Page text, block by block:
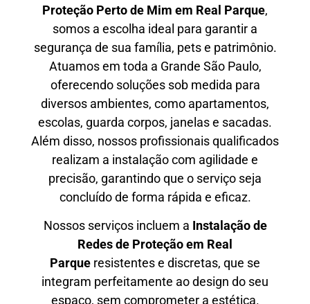
Proteção Perto de Mim em Real Parque,
somos a escolha ideal para garantir a
segurança de sua família, pets e patrimônio.
Atuamos em toda a Grande São Paulo,
oferecendo soluções sob medida para
diversos ambientes, como apartamentos,
escolas, guarda corpos, janelas e sacadas.
Além disso, nossos profissionais qualificados
realizam a instalação com agilidade e
precisão, garantindo que o serviço seja
concluído de forma rápida e eficaz.
Nossos serviços incluem a Instalação de
Redes de Proteção em Real
Parque resistentes e discretas, que se
integram perfeitamente ao design do seu
espaço, sem comprometer a estética.